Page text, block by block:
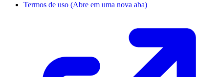
Termos de uso (Abre em uma nova aba)